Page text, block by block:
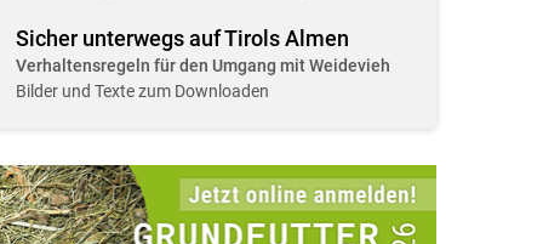
Sicher unterwegs auf Tirols Almen
Verhaltensregeln für den Umgang mit Weidevieh
Bilder und Texte zum Downloaden